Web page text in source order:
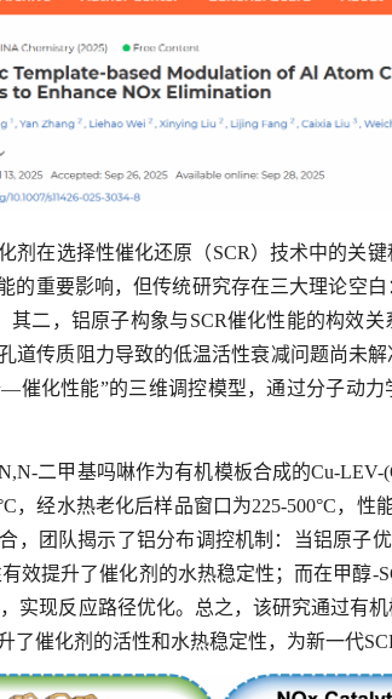
剂在选择性催化还原（SCR）技术中的关
的重要影响，但传统研究存在三大理论空
其二，铝原子构象与SCR催化性能的构效
道传质阻力导致的低温活性衰减问题尚未
催化性能”的三维调控模型，通过分子动力
二甲基吗啉作为有机模板合成的Cu-LEV-
，经水热老化后样品窗口为225-500°C，性
，团队揭示了铝分布调控机制：当铝原子
效提升了催化剂的水热稳定性；而在甲醇-
实现反应路径优化。总之，该研究通过有
了催化剂的活性和水热稳定性，为新一代